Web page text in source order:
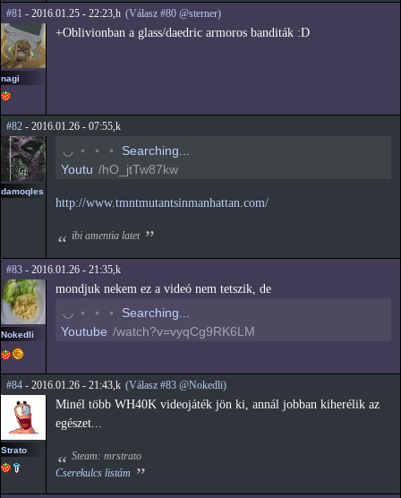
#81 - 2016.01.25 - 22:23,h (Válasz #80 @sterner)
nagi
+Oblivionban a glass/daedric armoros banditák :D
#82 - 2016.01.26 - 07:55,k
damoqles
◠ ◦ ◦ ◦
Searching...
Youtu /hO_jtTw87kw
http://www.tmntmutantsinmanhattan.com/
ibi amentia latet
#83 - 2016.01.26 - 21:35,k
Nokedli
mondjuk nekem ez a videó nem tetszik, de
◠ ◦ ◦ ◦
Searching...
Youtube /watch?v=vyqCg9RK6LM
#84 - 2016.01.26 - 21:43,k (Válasz #83 @Nokedli)
Strato
Minél több WH40K videojáték jön ki, annál jobban kiherélik az
egészet...
Steam: mrstrato
Cserekulcs listám